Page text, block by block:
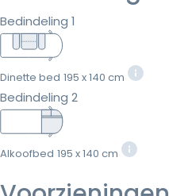
Bedindeling 1
Dinette bed 195 x 140 cm
Bedindeling 2
Alkoofbed 195 x 140 cm